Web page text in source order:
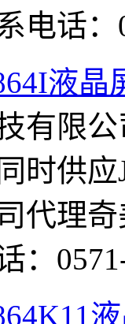
电话：
液晶
有限
时供
代理
：